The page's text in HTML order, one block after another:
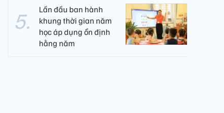
Lần đầu ban hành
khung thời gian năm
học áp dụng ổn định
hằng năm